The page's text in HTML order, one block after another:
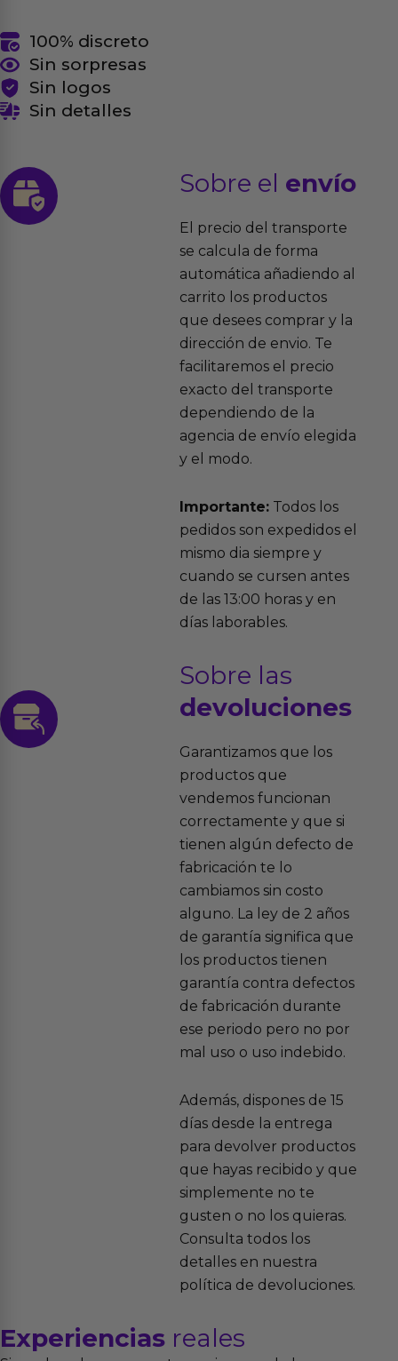
100% discreto
Sin sorpresas
Sin logos
Sin detalles
Sobre el envío
El precio del transporte
se calcula de forma
automática añadiendo al
carrito los productos
que desees comprar y la
dirección de envio. Te
facilitaremos el precio
exacto del transporte
dependiendo de la
agencia de envío elegida
y el modo.
Importante:Todos los
pedidos son expedidos el
mismo dia siempre y
cuando se cursen antes
de las 13:00 horas y en
días laborables.
Sobre las
devoluciones
Garantizamos que los
productos que
vendemos funcionan
correctamente y que si
tienen algún defecto de
fabricación te lo
cambiamos sin costo
alguno. La ley de 2 años
de garantía significa que
los productos tienen
garantía contra defectos
de fabricación durante
ese periodo pero no por
mal uso o uso indebido.
Además, dispones de 15
días desde la entrega
para devolver productos
que hayas recibido y que
simplemente no te
gusten o no los quieras.
Consulta todos los
detalles en nuestra
política de devoluciones.
Experiencias reales